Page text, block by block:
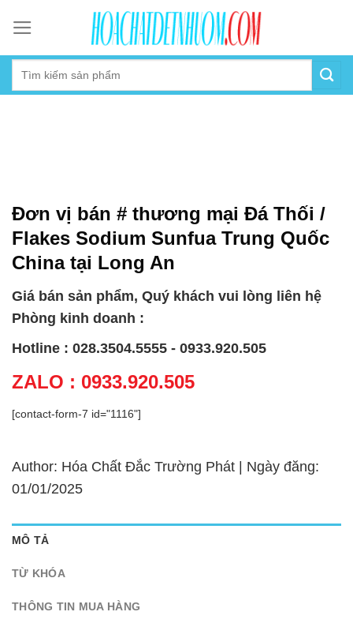
content
Đơn vị bán # thương mại Đá Thối /
Flakes Sodium Sunfua Trung Quốc
China tại Long An
Giá bán sản phẩm, Quý khách vui lòng liên hệ
Phòng kinh doanh :
Hotline : 028.3504.5555 - 0933.920.505
ZALO : 0933.920.505
[contact-form-7 id="1116"]
Author: Hóa Chất Đắc Trường Phát | Ngày đăng:
01/01/2025
MÔ TẢ
TỪ KHÓA
THÔNG TIN MUA HÀNG